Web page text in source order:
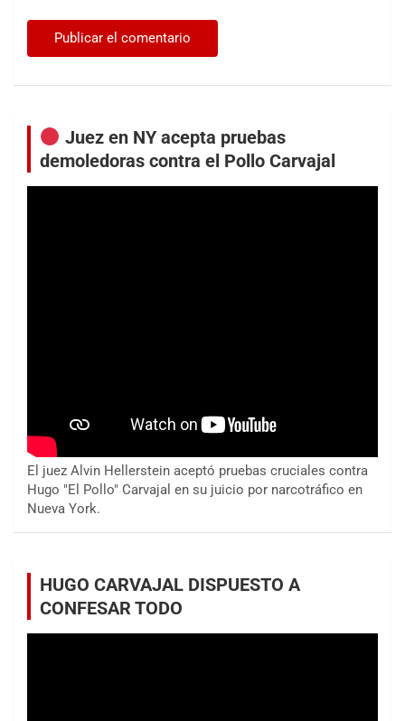
Juez en NY acepta pruebas
demoledoras contra el Pollo Carvajal
El juez Alvin Hellerstein aceptó pruebas cruciales contra
Hugo "El Pollo" Carvajal en su juicio por narcotráfico en
Nueva York.
HUGO CARVAJAL DISPUESTO A
CONFESAR TODO